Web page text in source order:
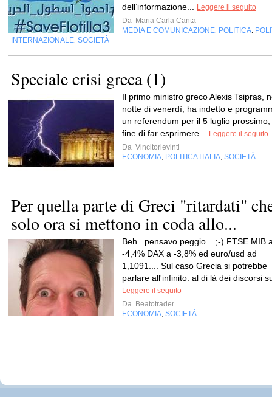
dell’informazione...
Leggere il seguito
Da Maria Carla Canta
MEDIA E COMUNICAZIONE POLITICA
INTERNAZIONALE SOCIETÀ
Speciale crisi greca (1)
Il primo ministro greco Alexis Tsipras,
notte di venerdì, ha indetto e
un referendum per il 5 luglio prossimo,
fine di far esprimere...
Leggere il seguito
Da Vincitorievinti
ECONOMIA POLITICA ITALIA SOCIETÀ
Per quella parte di Greci "ritardati"
solo ora si mettono in coda allo...
Beh...pensavo peggio... ;-) FTSE MIB
-4,4% DAX a -3,8% ed euro/usd ad
1,1091.... Sul caso Grecia si potrebbe
parlare all'infinito: al di là dei discorsi
Leggere il seguito
Da Beatotrader
ECONOMIA SOCIETÀ